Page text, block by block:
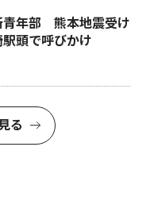
青年部 熊本地震受け
頭で呼びかけ
る